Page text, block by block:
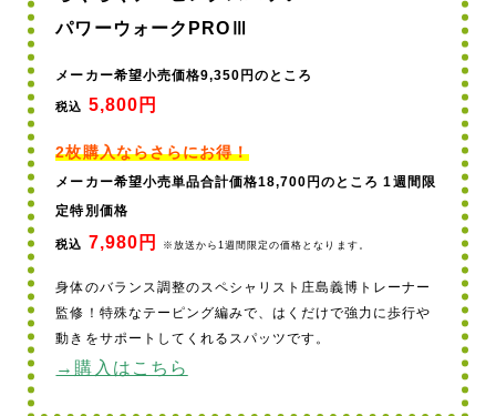
パワーウォークPROⅢ
メーカー希望小売価格9,350円のところ
税込 5,800円
2枚購入ならさらにお得！
メーカー希望小売単品合計価格18,700円のところ 1週間限
定特別価格
税込 7,980円 ※放送から1週間限定の価格となります。
身体のバランス調整のスペシャリスト庄島義博トレーナー
監修！特殊なテーピング編みで、はくだけで強力に歩行や
動きをサポートしてくれるスパッツです。
→購入はこちら